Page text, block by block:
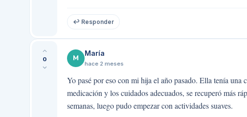
↩ Responder
0 M
María
hace 2 meses
Yo pasé por eso con mi hija el año pasado. Ella tenía
medicación y los cuidados adecuados, se recuperó más
semanas, luego pudo empezar con actividades suaves.